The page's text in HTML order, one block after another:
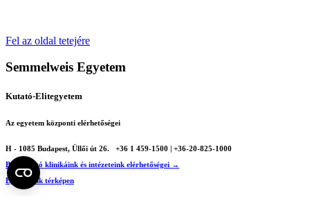
Fel az oldal tetejére
Semmelweis Egyetem
Kutató-Elitegyetem
Az egyetem központi elérhetőségei
H - 1085 Budapest, Üllői út 26.
+36 1 459-1500 | +36-20-825-1000
Betegellátó klinikáink és intézeteink elérhetőségei →
Egységeink térképen